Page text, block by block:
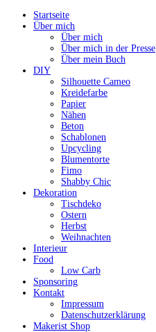
Startseite
Über mich
Über mich
Über mich in der Presse
Über mein Buch
DIY
Silhouette Cameo
Kreidefarbe
Papier
Nähen
Beton
Schablonen
Upcycling
Blumentorte
Fimo
Shabby Chic
Dekoration
Tischdeko
Ostern
Herbst
Weihnachten
Interieur
Food
Low Carb
Sponsoring
Kontakt
Impressum
Datenschutzerklärung
Makerist Shop